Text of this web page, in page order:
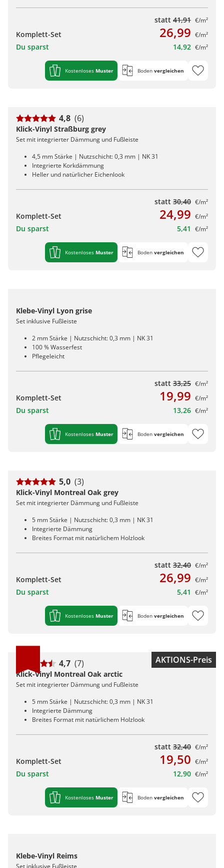
statt 41,91 €/m²
Komplett-Set 26,99 €/m²
Du sparst 14,92 €/m²
Kostenloses Muster Boden vergleichen
4,8 (6)
Klick-Vinyl Straßburg grey
Set mit integrierter Dämmung und Fußleiste
4,5 mm Stärke | Nutzschicht: 0,3 mm | NK 31
Integrierte Korkdämmung
Heller und natürlicher Eichenlook
statt 30,40 €/m²
Komplett-Set 24,99 €/m²
Du sparst 5,41 €/m²
Kostenloses Muster Boden vergleichen
Klebe-Vinyl Lyon grise
Set inklusive Fußleiste
2 mm Stärke | Nutzschicht: 0,3 mm | NK 31
100 % Wasserfest
Pflegeleicht
statt 33,25 €/m²
Komplett-Set 19,99 €/m²
Du sparst 13,26 €/m²
Kostenloses Muster Boden vergleichen
5,0 (3)
Klick-Vinyl Montreal Oak grey
Set mit integrierter Dämmung und Fußleiste
5 mm Stärke | Nutzschicht: 0,3 mm | NK 31
Integrierte Dämmung
Breites Format mit natürlichem Holzlook
statt 32,40 €/m²
Komplett-Set 26,99 €/m²
Du sparst 5,41 €/m²
Kostenloses Muster Boden vergleichen
AKTIONS-Preis
4,7 (7)
Klick-Vinyl Montreal Oak arctic
Set mit integrierter Dämmung und Fußleiste
5 mm Stärke | Nutzschicht: 0,3 mm | NK 31
Integrierte Dämmung
Breites Format mit natürlichem Holzlook
statt 32,40 €/m²
Komplett-Set 19,50 €/m²
Du sparst 12,90 €/m²
Kostenloses Muster Boden vergleichen
Klebe-Vinyl Reims
Set inklusive Fußleiste